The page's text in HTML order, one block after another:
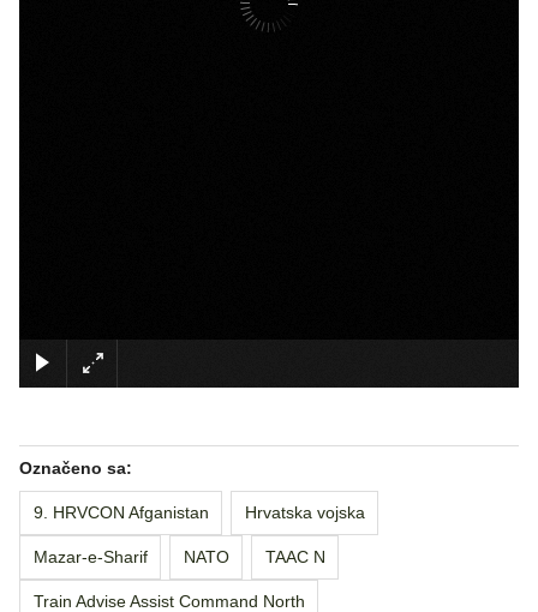
Označeno sa:
9. HRVCON Afganistan Hrvatska vojska
Mazar-e-Sharif NATO TAAC N
Train Advise Assist Command North